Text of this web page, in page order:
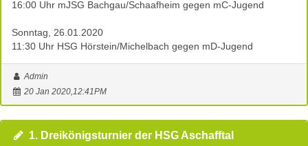
16:00 Uhr mJSG Bachgau/Schaafheim gegen mC-Jugend
Sonntag, 26.01.2020
11:30 Uhr HSG Hörstein/Michelbach gegen mD-Jugend
Admin
20 Jan 2020,12:41PM
1. Dreikönigsturnier der HSG Aschafftal